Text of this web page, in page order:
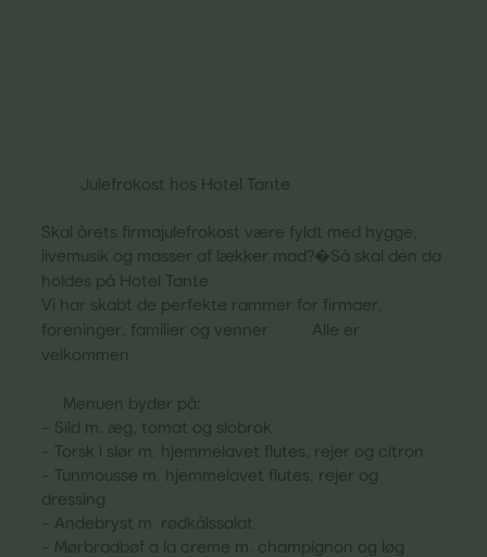
Julefrokost hos Hotel Tante
Skal årets firmajulefrokost være fyldt med hygge,
livemusik og masser af lækker mad?�Så skal den da
holdes på Hotel Tante
Vi har skabt de perfekte rammer for firmaer,
foreninger, familier og venner
Alle er
velkommen
Menuen byder på:
– Sild m. æg, tomat og slobrok
– Torsk i slør m. hjemmelavet flutes, rejer og citron
– Tunmousse m. hjemmelavet flutes, rejer og
dressing
– Andebryst m. rødkålssalat
– Mørbradbøf a la creme m. champignon og løg